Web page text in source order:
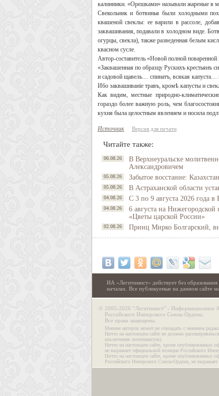
калинники. «Орешками» называли жареные в
Свекольник и ботвинья были холодными
квашеной свеклы: ее варили в рассоле,
заквашивания, подавали в холодном виде.
огурцы, свекла), также разведенная белым
квасном сусле.
Автор-составитель «Новой полной
«Заквашенная по образцу Рускихъ крестьянъ
и садовой щавель… спинатъ, всякая
Ибо заквашиванiе травъ, кромѣ капусты и
Как видим, местные природно-
гораздо более важную роль, чем
кухня была целостным явлением и носила
Источник Версия для печати
Читайте также:
06.08.26
В Верхнеуральске
Александровичем
05.08.26 Забытое восстание:
05.08.26 В Астраханской области
04.08.26 С 3 по 9 августа 2026 года
04.08.26
6 августа на Нижегородской
«Цветы царской России»
02.08.26 Принц Мирко Болгарский,
ИА «Легитимист» действует без
началах. Все публикуемые на данном сайте
© 2005-2026 “Легитимист” - Информационное
Российского Имперского Союза-Ордена.
Все права защищены.
Мнение авторов может не совпадать с мнением
Ничто на настоящем сайте не должно
исключения легитимистов).
Ничто на настоящем сайте, кроме опубликованных
не выражает официальной позиции Российского
Ничто на настоящем сайте, кроме опубликованных
Российского Имперского Союза-Ордена, не